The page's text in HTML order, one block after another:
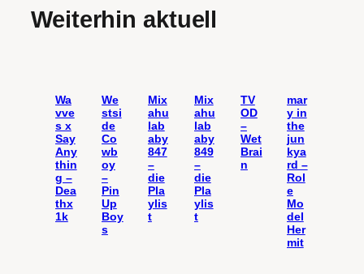
Weiterhin aktuell
Wa
vve
s x
Say
Any
thin
g –
Dea
thx
1k
We
stsi
de
Co
wb
oy
–
Pin
Up
Boy
s
Mix
ahu
lab
aby
847
–
die
Pla
ylis
t
Mix
ahu
lab
aby
849
–
die
Pla
ylis
t
TV
OD
–
Wet
Brai
n
mar
y in
the
jun
kya
rd –
Rol
e
Mo
del
Her
mit